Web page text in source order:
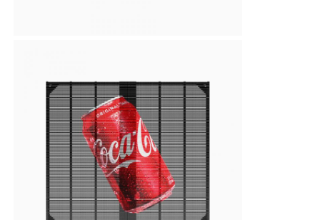
Tous les cas
Demander un devis
Écran de maillage LED